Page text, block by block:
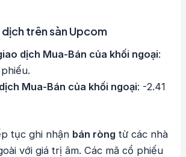
dịch trên sàn Upcom
dịch Mua-Bán của khối ngoại:
Mua-Bán của khối ngoại: -2.41
tục ghi nhận bán ròng từ các nhà
với giá trị âm. Các mã cổ phiếu